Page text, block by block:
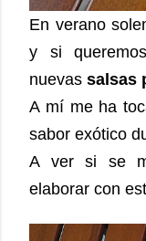
En verano
y si
nuevas salsas
A mí me ha
sabor exótico
A ver si se
elaborar con